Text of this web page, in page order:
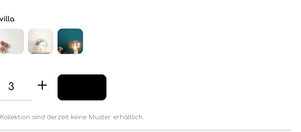
sind derzeit keine Muster erhältlich.